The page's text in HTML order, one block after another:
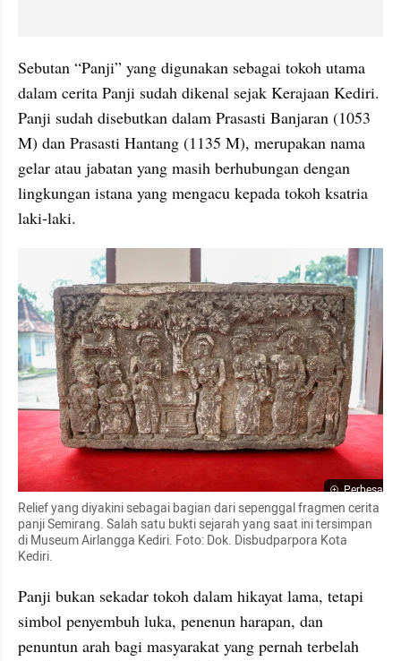
Sebutan “Panji” yang digunakan sebagai tokoh utama
dalam cerita Panji sudah dikenal sejak Kerajaan Kediri.
Panji sudah disebutkan dalam Prasasti Banjaran (1053
M) dan Prasasti Hantang (1135 M), merupakan nama
gelar atau jabatan yang masih berhubungan dengan
lingkungan istana yang mengacu kepada tokoh ksatria
laki-laki.
Perbesar
Relief yang diyakini sebagai bagian dari sepenggal fragmen cerita
panji Semirang. Salah satu bukti sejarah yang saat ini tersimpan
di Museum Airlangga Kediri. Foto: Dok. Disbudparpora Kota
Kediri.
Panji bukan sekadar tokoh dalam hikayat lama, tetapi
simbol penyembuh luka, penenun harapan, dan
penuntun arah bagi masyarakat yang pernah terbelah